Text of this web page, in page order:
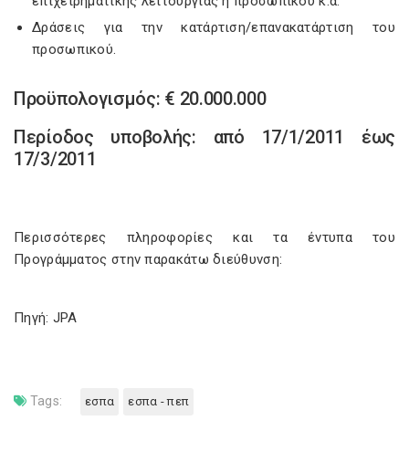
Δράσεις για την κατάρτιση/επανακατάρτιση του
προσωπικού.
Προϋπολογισμός: € 20.000.000
Περίοδος υποβολής: από 17/1/2011 έως
17/3/2011
Περισσότερες πληροφορίες και τα έντυπα του
Προγράμματος στην παρακάτω διεύθυνση:
Πηγή: JPA
Tags: εσπα εσπα - πεπ